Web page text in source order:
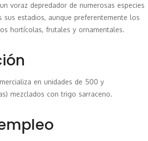
voraz depredador de numerosas especies
sus estadios, aunque preferentemente los
hortícolas, frutales y ornamentales.
en unidades de 500 y
mezclados con trigo sarraceno.